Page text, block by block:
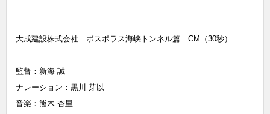
大成建設株式会社 ボスポラス海峡トンネル篇 CM（30秒）
監督：新海 誠
ナレーション：黒川 芽以
音楽：熊木 杏里